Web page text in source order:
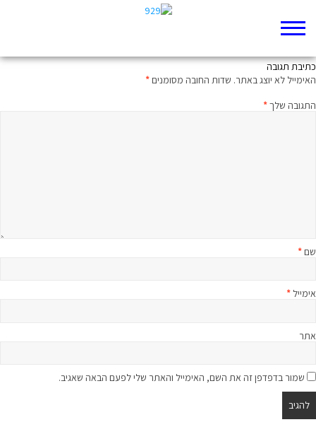
כתיבת תגובה
האימייל לא יוצג באתר. שדות החובה מסומנים*
התגובה שלך*
שם*
אימייל *
אתר
שמור בדפדפן זה את השם, האימייל והאתר שלי לפעם הבאה שאגיב.